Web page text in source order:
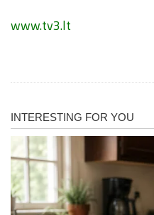
www.tv3.lt